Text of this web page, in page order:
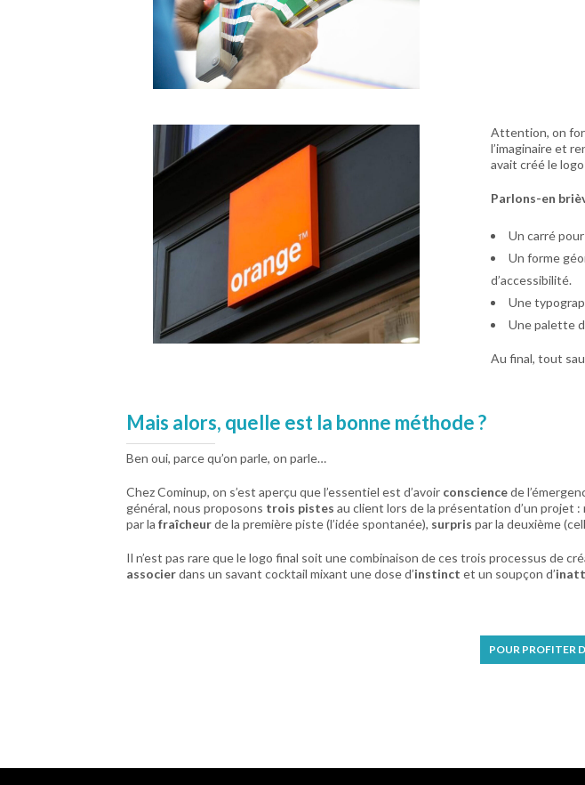
Attention, on
l’imaginaire et
avait créé le logo
Parlons-en
Un carré
Un forme
d’accessibilité.
Une
Une palette
Au final, tout
Mais alors, quelle est la bonne méthode ?
Ben oui, parce qu’on parle, on parle…
Chez Cominup, on s’est aperçu que l’essentiel est d’avoir consciencede
général, nous proposons trois pistes au client lors de la présentation d’un
par la fraîcheurde la première piste (l’idée spontanée), surpris par la deuxième
Il n’est pas rare que le logo final soit une combinaison de ces trois processus de
associerdans un savant cocktail mixant une dose d’instinct et un soupçon d’
POUR PROFITER